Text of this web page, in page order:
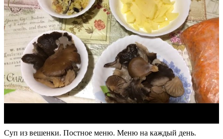
Суп из вешенки. Постное меню. Меню на каждый день.